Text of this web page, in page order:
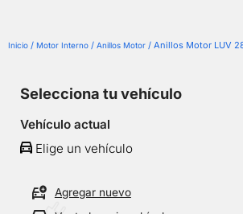
Inicio / Motor Interno / Anillos Motor / Anillos Motor LUV
Selecciona tu vehículo
Vehículo actual
Elige un vehículo
Agregar nuevo